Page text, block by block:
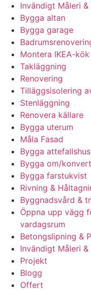
Invändigt Måleri &
Bygga altan
Bygga garage
Montera IKEA-kök
Takläggning
Renovering
Tilläggsisolering
Stenläggning
Renovera källare
Bygga uterum
Måla Fasad
Bygga attefallshus
Bygga om/
Bygga farstukvist
Rivning &
Byggnadsvård &
Öppna upp vägg
vardagsrum
Betongslipning &
Invändigt Måleri &
Projekt
Blogg
Offert